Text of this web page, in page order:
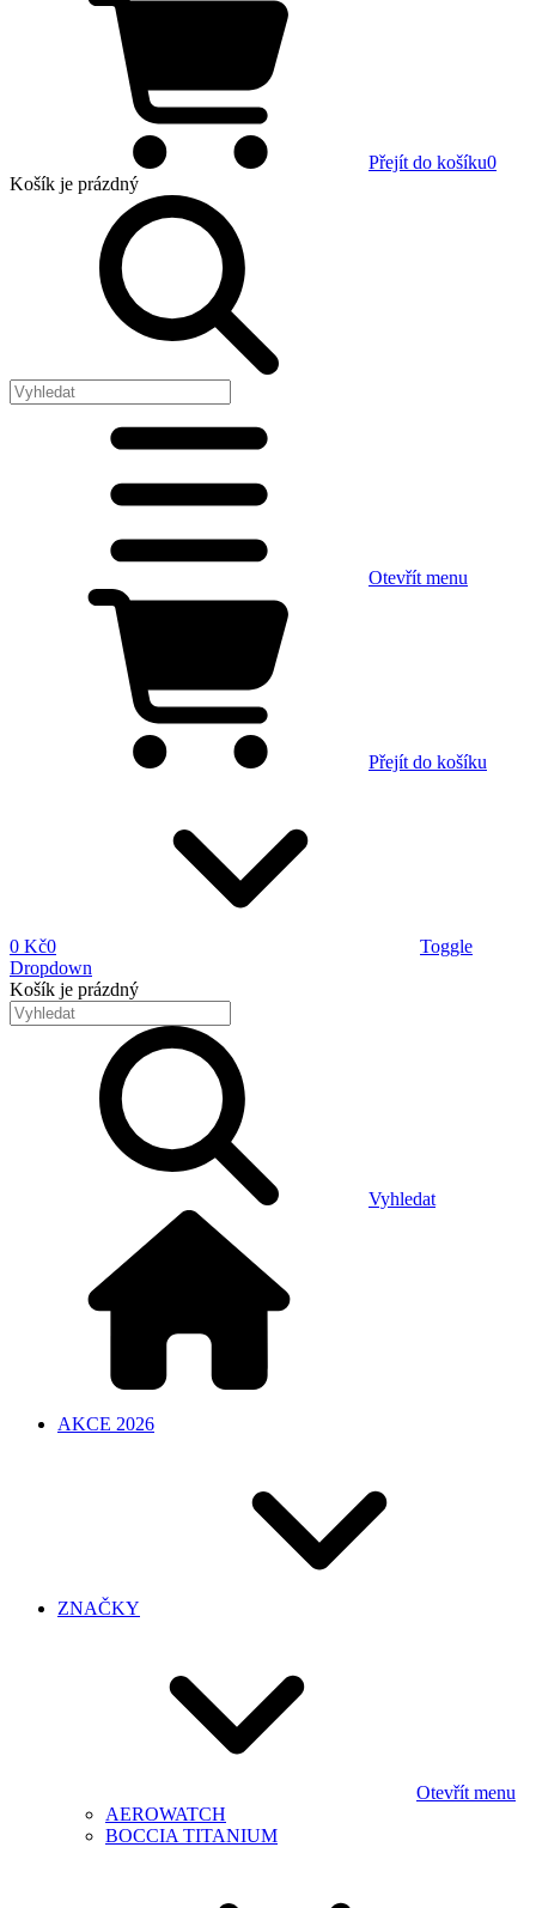
Přejít do košíku0
Košík je prázdný
Otevřít menu
Přejít do košíku
0 Kč0
Toggle
Dropdown
Košík je prázdný
Vyhledat
AKCE 2026
ZNAČKY
Otevřít menu
AEROWATCH
BOCCIA TITANIUM